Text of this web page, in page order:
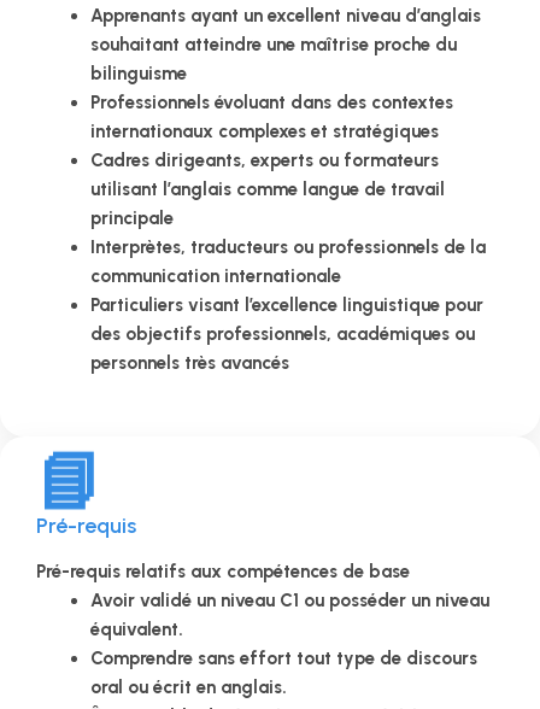
Apprenants ayant un excellent niveau d’anglais
souhaitant atteindre une maîtrise proche du
bilinguisme
Professionnels évoluant dans des contextes
internationaux complexes et stratégiques
Cadres dirigeants, experts ou formateurs
utilisant l’anglais comme langue de travail
principale
Interprètes, traducteurs ou professionnels de la
communication internationale
Particuliers visant l’excellence linguistique pour
des objectifs professionnels, académiques ou
personnels très avancés
📘
Pré-requis
Pré-requis relatifs aux compétences de base
Avoir validé un niveau C1 ou posséder un niveau
équivalent.
Comprendre sans effort tout type de discours
oral ou écrit en anglais.